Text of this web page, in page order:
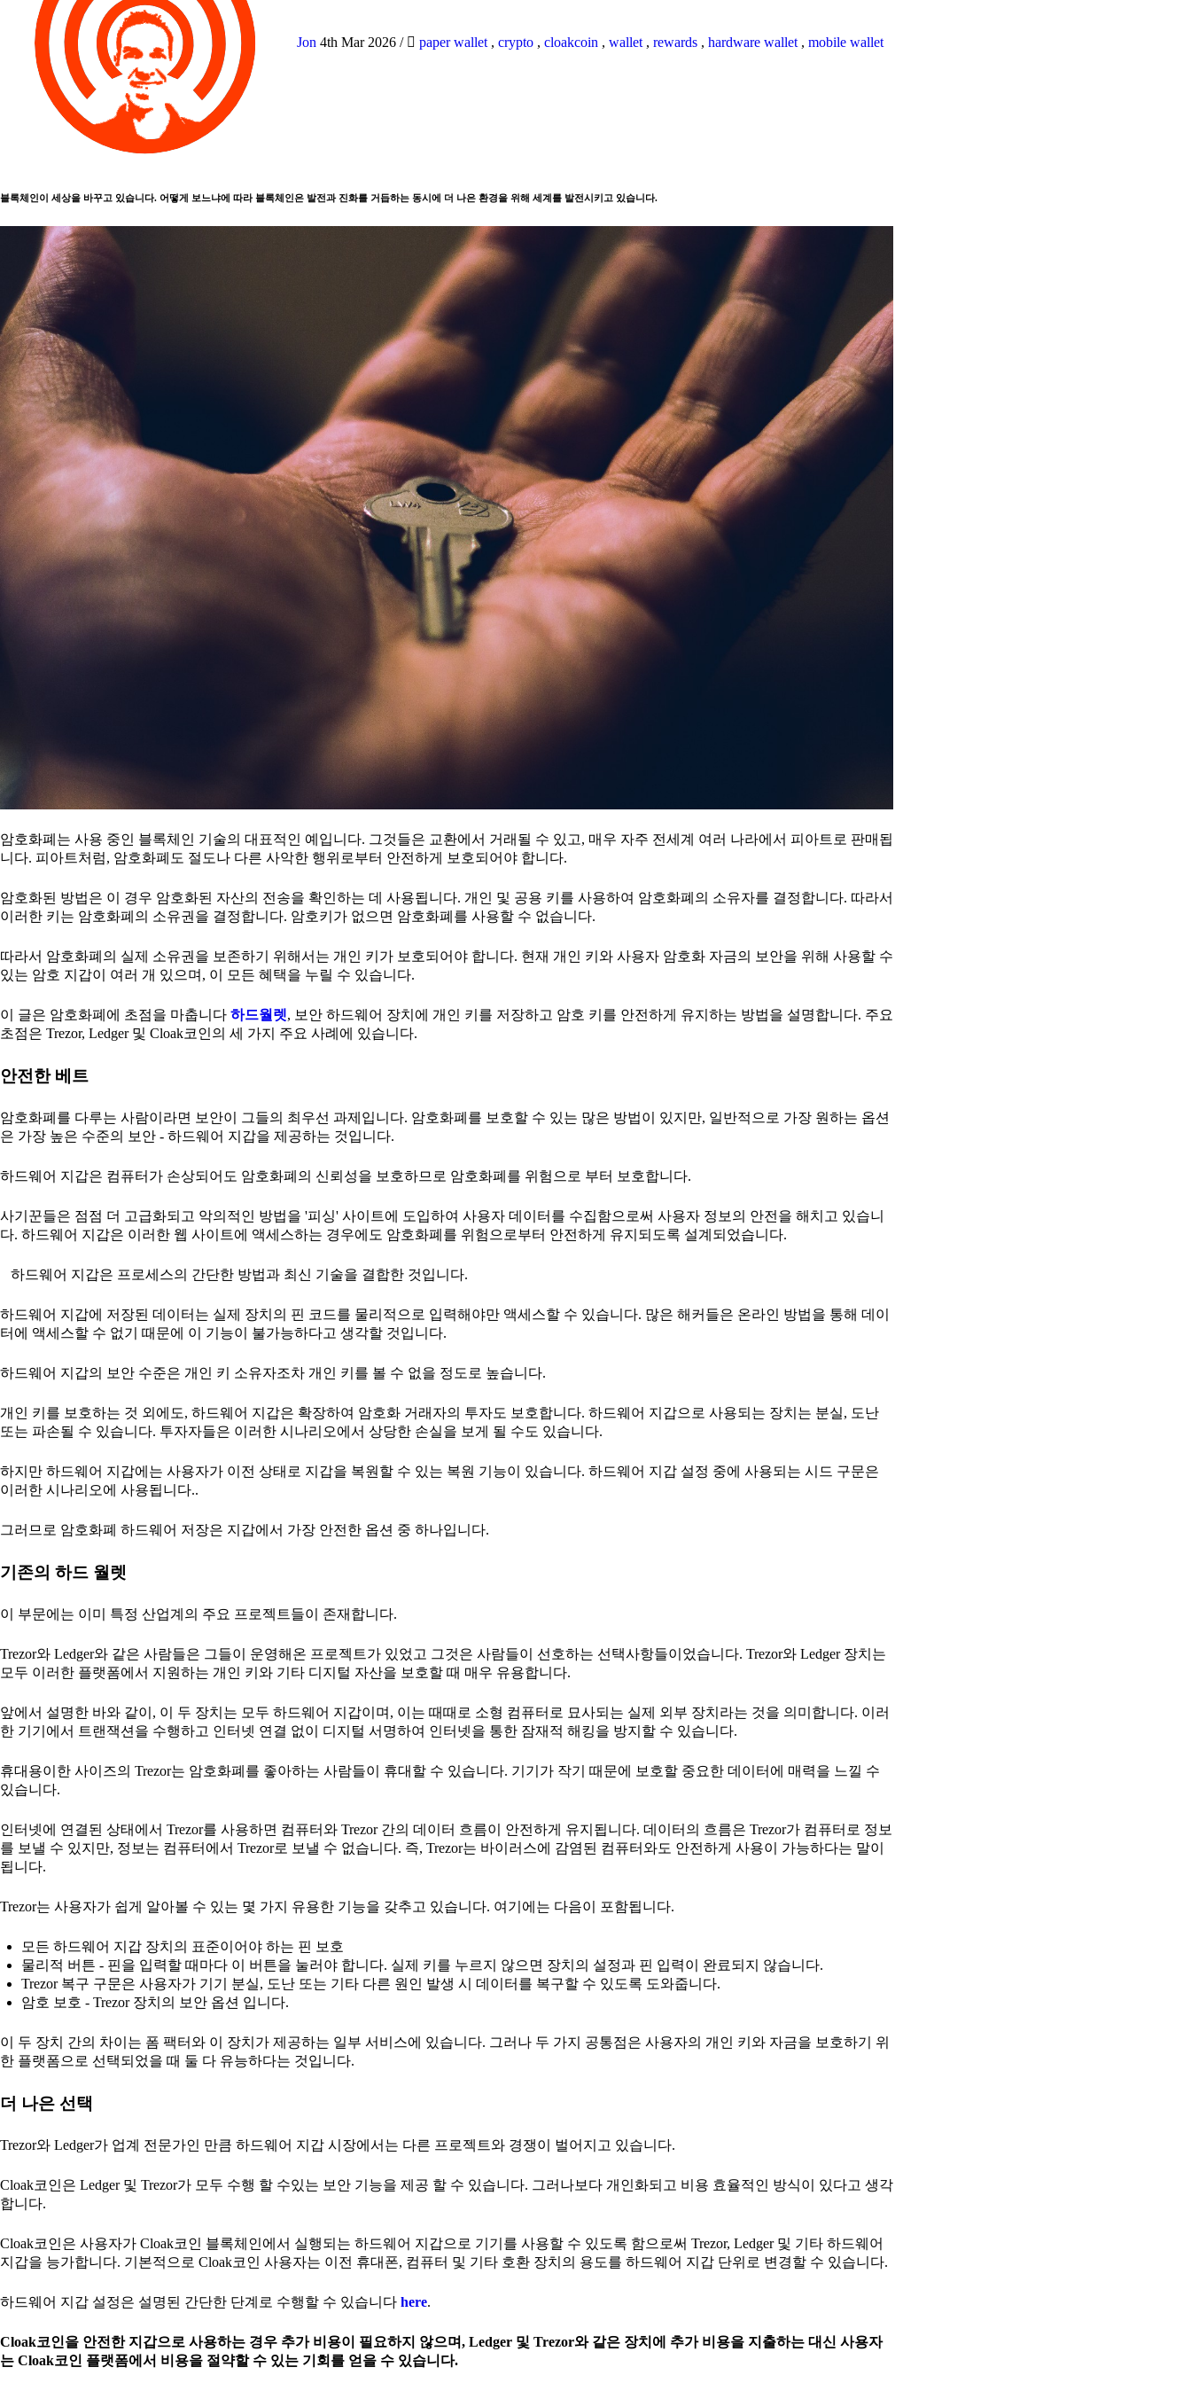
Jon 4th Mar 2026 / paper wallet , crypto , cloakcoin , wallet , rewards , hardware wallet , mobile wallet
블록체인이 세상을 바꾸고 있습니다. 어떻게 보느냐에 따라 블록체인은 발전과 진화를 거듭하는 동시에 더 나은 환경을 위해 세계를 발전시키고 있습니다.
암호화폐는 사용 중인 블록체인 기술의 대표적인 예입니다. 그것들은 교환에서 거래될 수 있고, 매우 자주 전세계 여러 나라에서 피아트로 판매됩
니다. 피아트처럼, 암호화폐도 절도나 다른 사악한 행위로부터 안전하게 보호되어야 합니다.
암호화된 방법은 이 경우 암호화된 자산의 전송을 확인하는 데 사용됩니다. 개인 및 공용 키를 사용하여 암호화폐의 소유자를 결정합니다. 따라서
이러한 키는 암호화폐의 소유권을 결정합니다. 암호키가 없으면 암호화폐를 사용할 수 없습니다.
따라서 암호화폐의 실제 소유권을 보존하기 위해서는 개인 키가 보호되어야 합니다. 현재 개인 키와 사용자 암호화 자금의 보안을 위해 사용할 수
있는 암호 지갑이 여러 개 있으며, 이 모든 혜택을 누릴 수 있습니다.
이 글은 암호화폐에 초점을 마춥니다 하드월렛, 보안 하드웨어 장치에 개인 키를 저장하고 암호 키를 안전하게 유지하는 방법을 설명합니다. 주요
초점은 Trezor, Ledger 및 Cloak코인의 세 가지 주요 사례에 있습니다.
안전한 베트
암호화폐를 다루는 사람이라면 보안이 그들의 최우선 과제입니다. 암호화폐를 보호할 수 있는 많은 방법이 있지만, 일반적으로 가장 원하는 옵션
은 가장 높은 수준의 보안 - 하드웨어 지갑을 제공하는 것입니다.
하드웨어 지갑은 컴퓨터가 손상되어도 암호화폐의 신뢰성을 보호하므로 암호화폐를 위험으로 부터 보호합니다.
사기꾼들은 점점 더 고급화되고 악의적인 방법을 '피싱' 사이트에 도입하여 사용자 데이터를 수집함으로써 사용자 정보의 안전을 해치고 있습니
다. 하드웨어 지갑은 이러한 웹 사이트에 액세스하는 경우에도 암호화폐를 위험으로부터 안전하게 유지되도록 설계되었습니다.
하드웨어 지갑은 프로세스의 간단한 방법과 최신 기술을 결합한 것입니다.
하드웨어 지갑에 저장된 데이터는 실제 장치의 핀 코드를 물리적으로 입력해야만 액세스할 수 있습니다. 많은 해커들은 온라인 방법을 통해 데이
터에 액세스할 수 없기 때문에 이 기능이 불가능하다고 생각할 것입니다.
하드웨어 지갑의 보안 수준은 개인 키 소유자조차 개인 키를 볼 수 없을 정도로 높습니다.
개인 키를 보호하는 것 외에도, 하드웨어 지갑은 확장하여 암호화 거래자의 투자도 보호합니다. 하드웨어 지갑으로 사용되는 장치는 분실, 도난
또는 파손될 수 있습니다. 투자자들은 이러한 시나리오에서 상당한 손실을 보게 될 수도 있습니다.
하지만 하드웨어 지갑에는 사용자가 이전 상태로 지갑을 복원할 수 있는 복원 기능이 있습니다. 하드웨어 지갑 설정 중에 사용되는 시드 구문은
이러한 시나리오에 사용됩니다..
그러므로 암호화폐 하드웨어 저장은 지갑에서 가장 안전한 옵션 중 하나입니다.
기존의 하드 월렛
이 부문에는 이미 특정 산업계의 주요 프로젝트들이 존재합니다.
Trezor와 Ledger와 같은 사람들은 그들이 운영해온 프로젝트가 있었고 그것은 사람들이 선호하는 선택사항들이었습니다. Trezor와 Ledger 장치는
모두 이러한 플랫폼에서 지원하는 개인 키와 기타 디지털 자산을 보호할 때 매우 유용합니다.
앞에서 설명한 바와 같이, 이 두 장치는 모두 하드웨어 지갑이며, 이는 때때로 소형 컴퓨터로 묘사되는 실제 외부 장치라는 것을 의미합니다. 이러
한 기기에서 트랜잭션을 수행하고 인터넷 연결 없이 디지털 서명하여 인터넷을 통한 잠재적 해킹을 방지할 수 있습니다.
휴대용이한 사이즈의 Trezor는 암호화폐를 좋아하는 사람들이 휴대할 수 있습니다. 기기가 작기 때문에 보호할 중요한 데이터에 매력을 느낄 수
있습니다.
인터넷에 연결된 상태에서 Trezor를 사용하면 컴퓨터와 Trezor 간의 데이터 흐름이 안전하게 유지됩니다. 데이터의 흐름은 Trezor가 컴퓨터로 정보
를 보낼 수 있지만, 정보는 컴퓨터에서 Trezor로 보낼 수 없습니다. 즉, Trezor는 바이러스에 감염된 컴퓨터와도 안전하게 사용이 가능하다는 말이
됩니다.
Trezor는 사용자가 쉽게 알아볼 수 있는 몇 가지 유용한 기능을 갖추고 있습니다. 여기에는 다음이 포함됩니다.
모든 하드웨어 지갑 장치의 표준이어야 하는 핀 보호
물리적 버튼 - 핀을 입력할 때마다 이 버튼을 눌러야 합니다. 실제 키를 누르지 않으면 장치의 설정과 핀 입력이 완료되지 않습니다.
Trezor 복구 구문은 사용자가 기기 분실, 도난 또는 기타 다른 원인 발생 시 데이터를 복구할 수 있도록 도와줍니다.
암호 보호 - Trezor 장치의 보안 옵션 입니다.
이 두 장치 간의 차이는 폼 팩터와 이 장치가 제공하는 일부 서비스에 있습니다. 그러나 두 가지 공통점은 사용자의 개인 키와 자금을 보호하기 위
한 플랫폼으로 선택되었을 때 둘 다 유능하다는 것입니다.
더 나은 선택
Trezor와 Ledger가 업계 전문가인 만큼 하드웨어 지갑 시장에서는 다른 프로젝트와 경쟁이 벌어지고 있습니다.
Cloak코인은 Ledger 및 Trezor가 모두 수행 할 수있는 보안 기능을 제공 할 수 있습니다. 그러나보다 개인화되고 비용 효율적인 방식이 있다고 생각
합니다.
Cloak코인은 사용자가 Cloak코인 블록체인에서 실행되는 하드웨어 지갑으로 기기를 사용할 수 있도록 함으로써 Trezor, Ledger 및 기타 하드웨어
지갑을 능가합니다. 기본적으로 Cloak코인 사용자는 이전 휴대폰, 컴퓨터 및 기타 호환 장치의 용도를 하드웨어 지갑 단위로 변경할 수 있습니다.
하드웨어 지갑 설정은 설명된 간단한 단계로 수행할 수 있습니다 here.
Cloak코인을 안전한 지갑으로 사용하는 경우 추가 비용이 필요하지 않으며, Ledger 및 Trezor와 같은 장치에 추가 비용을 지출하는 대신 사용자
는 Cloak코인 플랫폼에서 비용을 절약할 수 있는 기회를 얻을 수 있습니다.